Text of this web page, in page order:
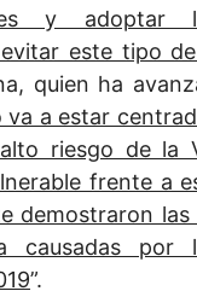
y adoptar
este tipo
quien ha
va a estar
riesgo de la
frente a
demostraron las
causadas por
”.